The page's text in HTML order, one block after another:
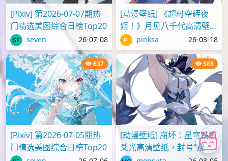
[Pixiv] 第2026-07-07期热
门精选美图综合日榜Top20
seven 26-07-08
[动漫壁纸] 《超时空辉夜
姬！》月见八千代高清壁纸
图片 pinksa 26-03-18
637
[Pixiv] 第2026-07-05期热
门精选美图综合日榜Top20
588
[动漫壁纸] 崩坏：星穹铁道
爻光高清壁纸，封号“戎韬